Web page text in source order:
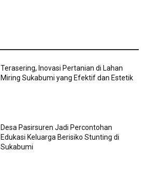
Terasering, Inovasi Pertanian di Lahan
Miring Sukabumi yang Efektif dan Estetik
Desa Pasirsuren Jadi Percontohan
Edukasi Keluarga Berisiko Stunting di
Sukabumi